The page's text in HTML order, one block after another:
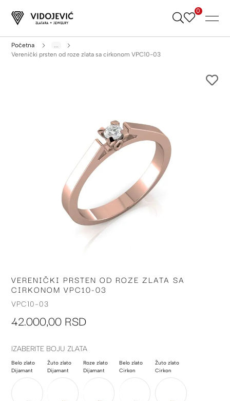
Skip
0
Početna
...
Verenički prsten od roze zlata sa cirkonom VPC10-03
Skip
to
the
of
gallery
VERENIČKI PRSTEN OD ROZE ZLATA SA
CIRKONOM VPC10-03
VPC10-03
42.000,00 RSD
IZABERITE BOJU ZLATA
Belo zlato
Dijamant
Žuto zlato
Dijamant
Roze zlato
Dijamant
Belo zlato
Cirkon
Žuto zlato
Cirkon